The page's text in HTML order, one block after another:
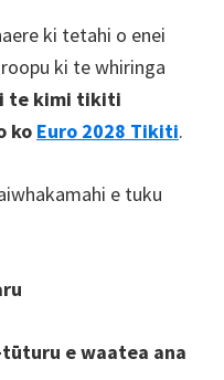
ki tetahi o enei
ki te whiringa
te kimi tikiti
ko Euro 2028 Tikiti.
e tuku
e waatea ana